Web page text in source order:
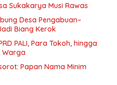
Sukakarya Musi Rawas
Desa Pengabuan–
Biang Kerok
PALI, Para Tokoh, hingga
Warga
Papan Nama Minim